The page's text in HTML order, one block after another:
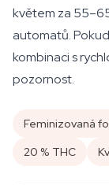
květem za
automatů.
kombinaci s
pozornost.
Feminizovaná
20 % THC